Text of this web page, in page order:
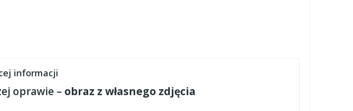
informacji
oprawie – obraz z własnego zdjęcia